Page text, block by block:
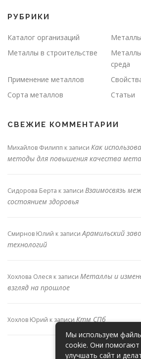
РУБРИКИ
Каталог организаций
Металлы в строительстве
среда
Применение металлов
Сорта металлов
Статьи
СВЕЖИЕ КОММЕНТАРИИ
Михайлов Филипп к записи Как
методы для повышения качества
Сидорова Берта к записи Взаимосвязь
состоянием здоровья
Смирнов Юлий к записиАрамильский
технологий
Хохлова Олеся к записи Металлы и
взгляд на прошлое
Хохлов Юрий к записи Ктм СПб
Мы используем
cookie. Они помогают
улучшать сайт и